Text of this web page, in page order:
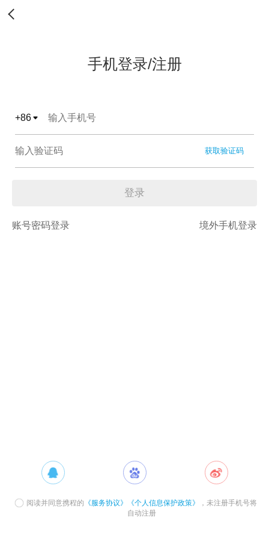
手机登录/注册
+86
获取验证码
登录
账号密码登录 境外手机登录
阅读并同意携程的 《服务协议》 《个人信息保护政策》
，未注册手机号将
自动注册